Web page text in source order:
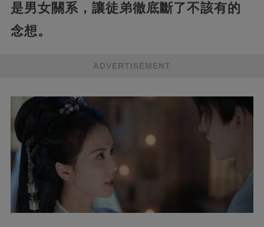
是男女關系，讓徒弟徹底斷了不該有的
念想。
ADVERTISEMENT